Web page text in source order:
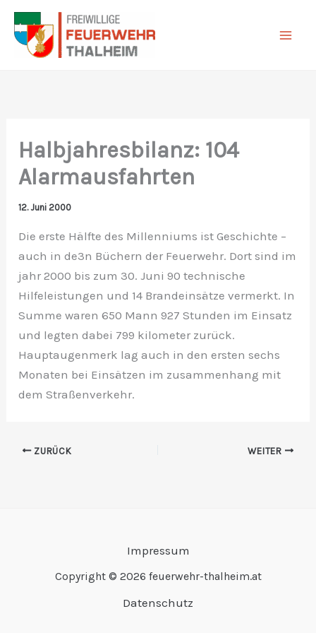
Zum
Inhalt
springen
Halbjahresbilanz: 104
Alarmausfahrten
12. Juni 2000
Die erste Hälfte des Millenniums ist Geschichte –
auch in de3n Büchern der Feuerwehr. Dort sind im
jahr 2000 bis zum 30. Juni 90 technische
Hilfeleistungen und 14 Brandeinsätze vermerkt. In
Summe waren 650 Mann 927 Stunden im Einsatz
und legten dabei 799 kilometer zurück.
Hauptaugenmerk lag auch in den ersten sechs
Monaten bei Einsätzen im zusammenhang mit
dem Straßenverkehr.
ZURÜCK WEITER
Impressum
Copyright © 2026 feuerwehr-thalheim.at
Datenschutz